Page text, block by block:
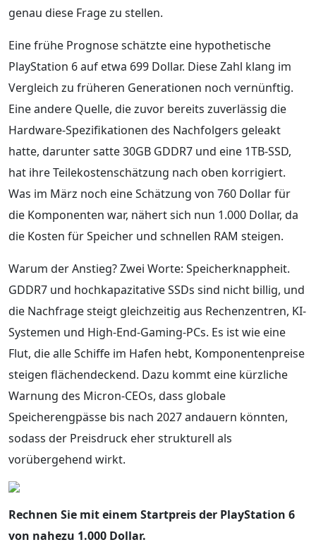
genau diese Frage zu stellen.
Eine frühe Prognose schätzte eine hypothetische
PlayStation 6 auf etwa 699 Dollar. Diese Zahl klang im
Vergleich zu früheren Generationen noch vernünftig.
Eine andere Quelle, die zuvor bereits zuverlässig die
Hardware-Spezifikationen des Nachfolgers geleakt
hatte, darunter satte 30GB GDDR7 und eine 1TB-SSD,
hat ihre Teilekostenschätzung nach oben korrigiert.
Was im März noch eine Schätzung von 760 Dollar für
die Komponenten war, nähert sich nun 1.000 Dollar, da
die Kosten für Speicher und schnellen RAM steigen.
Warum der Anstieg? Zwei Worte: Speicherknappheit.
GDDR7 und hochkapazitative SSDs sind nicht billig, und
die Nachfrage steigt gleichzeitig aus Rechenzentren, KI-
Systemen und High-End-Gaming-PCs. Es ist wie eine
Flut, die alle Schiffe im Hafen hebt, Komponentenpreise
steigen flächendeckend. Dazu kommt eine kürzliche
Warnung des Micron-CEOs, dass globale
Speicherengpässe bis nach 2027 andauern könnten,
sodass der Preisdruck eher strukturell als
vorübergehend wirkt.
Rechnen Sie mit einem Startpreis der PlayStation 6
von nahezu 1.000 Dollar.